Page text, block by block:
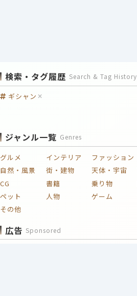
検索・タグ履歴 Search & Tag History
ギシャン
ジャンル一覧 Genres
グルメ インテリア ファッション
自然・風景
街・建物 天体・宇宙
CG
書籍 乗り物
ペット
人物 ゲーム
その他
広告 Sponsored